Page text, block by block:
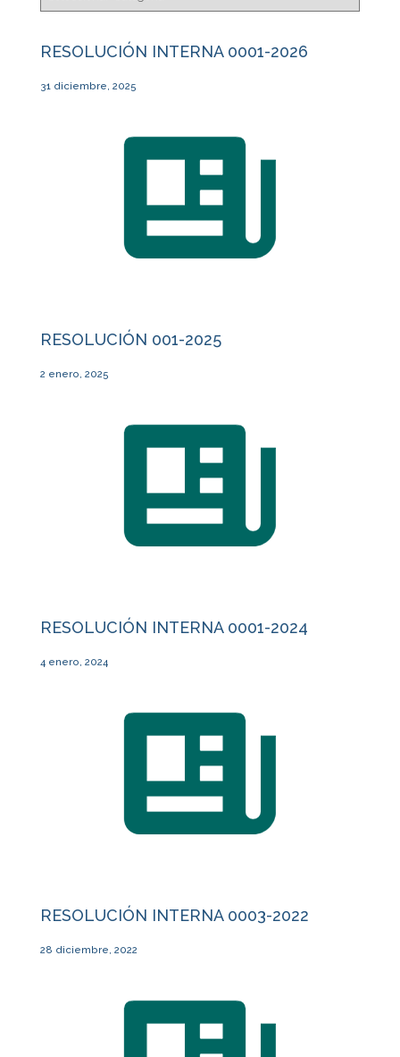
RESOLUCIÓN INTERNA 0001-2026
31 diciembre, 2025
RESOLUCIÓN 001-2025
2 enero, 2025
RESOLUCIÓN INTERNA 0001-2024
4 enero, 2024
RESOLUCIÓN INTERNA 0003-2022
28 diciembre, 2022